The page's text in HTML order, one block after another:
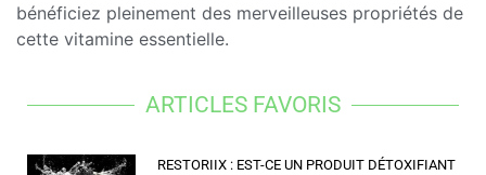
bénéficiez pleinement des merveilleuses propriétés de
cette vitamine essentielle.
ARTICLES FAVORIS
RESTORIIX : EST-CE UN PRODUIT DÉTOXIFIANT